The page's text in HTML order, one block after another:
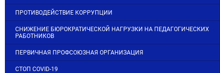
ПРОТИВОДЕЙСТВИЕ КОРРУПЦИИ
СНИЖЕНИЕ БЮРОКРАТИЧЕСКОЙ НАГРУЗКИ НА ПЕДАГОГИЧЕСКИХ
РАБОТНИКОВ
ПЕРВИЧНАЯ ПРОФСОЮЗНАЯ ОРГАНИЗАЦИЯ
СТОП COVID-19